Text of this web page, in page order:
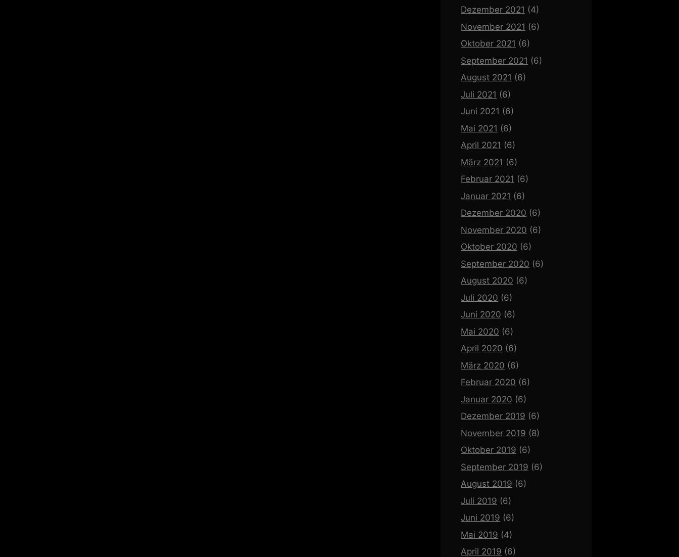
Dezember 2021 (4)
November 2021 (6)
Oktober 2021 (6)
September 2021 (6)
August 2021 (6)
Juli 2021 (6)
Juni 2021 (6)
Mai 2021 (6)
April 2021 (6)
März 2021 (6)
Februar 2021 (6)
Januar 2021 (6)
Dezember 2020 (6)
November 2020 (6)
Oktober 2020 (6)
September 2020 (6)
August 2020 (6)
Juli 2020 (6)
Juni 2020 (6)
Mai 2020 (6)
April 2020 (6)
März 2020 (6)
Februar 2020 (6)
Januar 2020 (6)
Dezember 2019 (6)
November 2019 (8)
Oktober 2019 (6)
September 2019 (6)
August 2019 (6)
Juli 2019 (6)
Juni 2019 (6)
Mai 2019 (4)
April 2019 (6)